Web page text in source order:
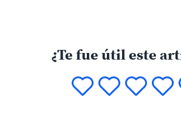
¿Te fue útil este